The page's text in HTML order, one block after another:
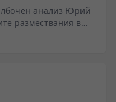
анализ Юрий
размествания в
След